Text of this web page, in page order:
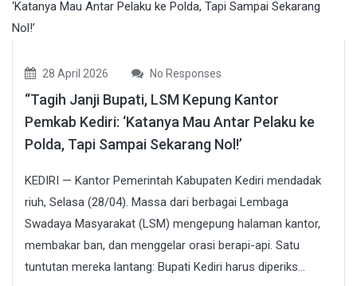
28 April 2026 No Responses
“Tagih Janji Bupati, LSM Kepung Kantor
Pemkab Kediri: ‘Katanya Mau Antar Pelaku ke
Polda, Tapi Sampai Sekarang Nol!’
KEDIRI — Kantor Pemerintah Kabupaten Kediri mendadak
riuh, Selasa (28/04). Massa dari berbagai Lembaga
Swadaya Masyarakat (LSM) mengepung halaman kantor,
membakar ban, dan menggelar orasi berapi-api. Satu
tuntutan mereka lantang: Bupati Kediri harus diperiks...